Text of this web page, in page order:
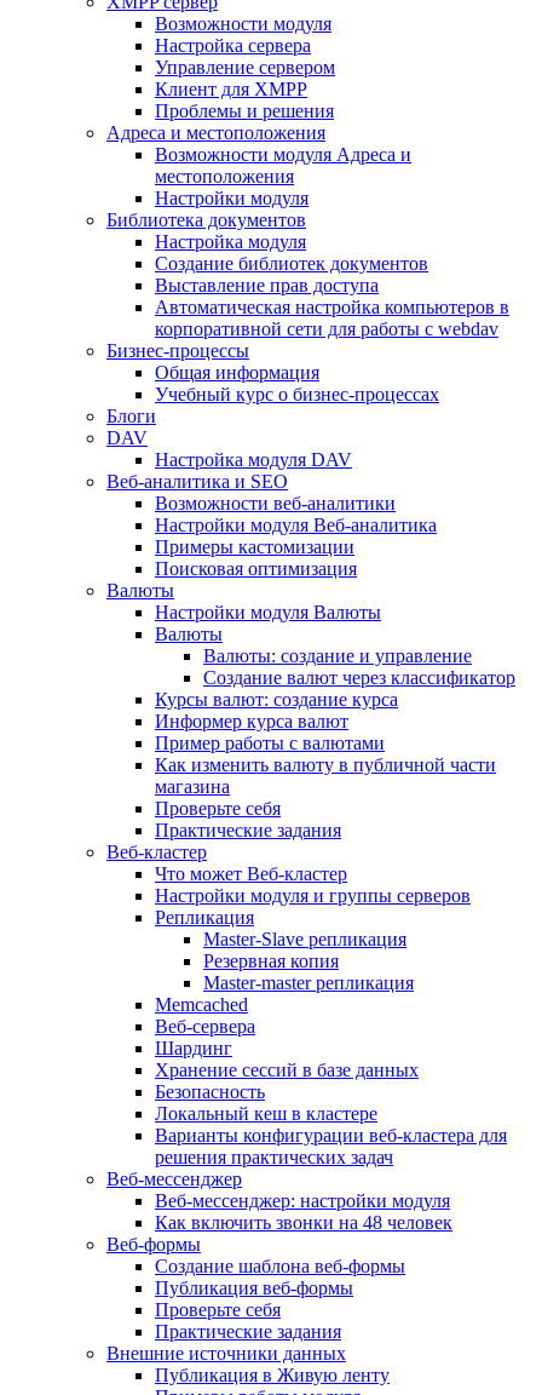
Возможности модуля
Настройка сервера
Управление сервером
Клиент для XMPP
Проблемы и решения
Адреса и местоположения
Возможности модуля Адреса и
местоположения
Настройки модуля
Библиотека документов
Настройка модуля
Создание библиотек документов
Выставление прав доступа
Автоматическая настройка компьютеров в
корпоративной сети для работы с webdav
Бизнес-процессы
Общая информация
Учебный курс о бизнес-процессах
Блоги
DAV
Настройка модуля DAV
Веб-аналитика и SEO
Возможности веб-аналитики
Настройки модуля Веб-аналитика
Примеры кастомизации
Поисковая оптимизация
Валюты
Настройки модуля Валюты
Валюты
Валюты: создание и управление
Создание валют через классификатор
Курсы валют: создание курса
Информер курса валют
Пример работы с валютами
Как изменить валюту в публичной части
магазина
Проверьте себя
Практические задания
Веб-кластер
Что может Веб-кластер
Настройки модуля и группы серверов
Репликация
Master-Slave репликация
Резервная копия
Master-master репликация
Memcached
Веб-сервера
Шардинг
Хранение сессий в базе данных
Безопасность
Локальный кеш в кластере
Варианты конфигурации веб-кластера для
решения практических задач
Веб-мессенджер
Веб-мессенджер: настройки модуля
Как включить звонки на 48 человек
Веб-формы
Создание шаблона веб-формы
Публикация веб-формы
Проверьте себя
Практические задания
Внешние источники данных
Публикация в Живую ленту